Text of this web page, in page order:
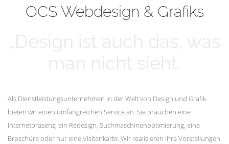
OCS Webdesign & Grafiks
Als Dienstleistungsunternehmen in der Welt von Design und Grafik
bieten wir einen umfangreichen Service an. Sie brauchen eine
Internetpräsenz, ein Redesign, Suchmaschinenoptimierung, eine
Broschüre oder nur eine Visitenkarte. Wir realisieren Ihre Vorstellungen